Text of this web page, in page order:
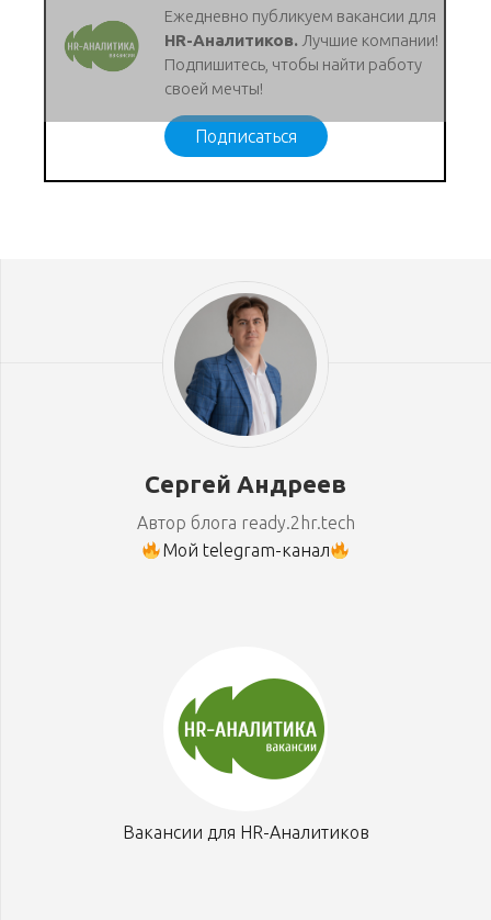
Ежедневно публикуем вакансии для
HR-Аналитиков. Лучшие компании!
Подпишитесь, чтобы найти работу
своей мечты!
Подписаться
Сергей Андреев
Автор блога ready.2hr.tech
Мой telegram-канал
Вакансии для HR-Аналитиков